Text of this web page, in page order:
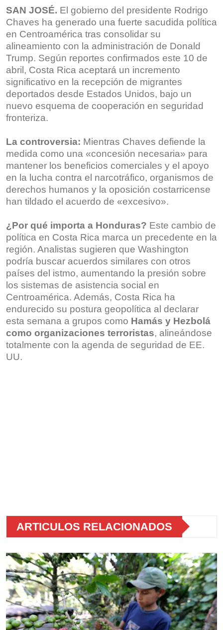
SAN JOSÉ. El gobierno del presidente Rodrigo
Chaves ha generado una fuerte sacudida política
en Centroamérica tras consolidar su
alineamiento con la administración de Donald
Trump. Según reportes confirmados este 10 de
abril, Costa Rica aceptará un incremento
significativo en la recepción de migrantes
deportados desde Estados Unidos, bajo un
nuevo esquema de cooperación en seguridad
fronteriza.
La controversia: Mientras Chaves defiende la
medida como una «concesión necesaria» para
mantener los beneficios comerciales y el apoyo
en la lucha contra el narcotráfico, organismos de
derechos humanos y la oposición costarricense
han tildado el acuerdo de «excesivo».
¿Por qué importa a Honduras? Este cambio de
política en Costa Rica marca un precedente en la
región. Analistas sugieren que Washington
podría buscar acuerdos similares con otros
países del istmo, aumentando la presión sobre
los sistemas de asistencia social en
Centroamérica. Además, Costa Rica ha
endurecido su postura geopolítica al declarar
esta semana a grupos como Hamás y Hezbolá
como organizaciones terroristas, alineándose
totalmente con la agenda de seguridad de EE.
UU.
ARTICULOS RELACIONADOS